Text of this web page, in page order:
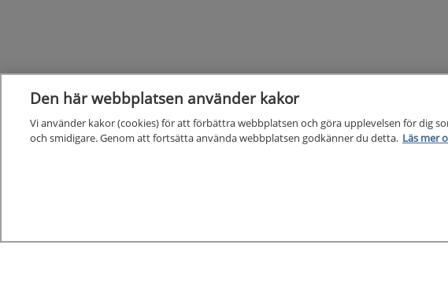
Nya och reviderade kunskapsstöd
För
Den här webbplatsen använder kakor
Vi använder kakor (cookies) för att förbättra webbplatsen och göra upplevelsen för dig
och smidigare. Genom att fortsätta använda webbplatsen godkänner du detta. Läs mer